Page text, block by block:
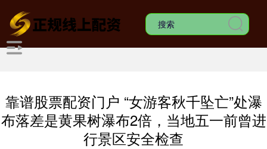
靠谱股票配资门户 “女游客秋千坠亡”处瀑
布落差是黄果树瀑布2倍，当地五一前曾进
行景区安全检查